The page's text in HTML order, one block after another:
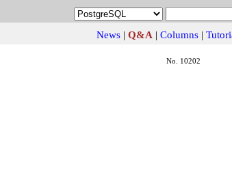
News | Q&A | Columns |
No. 10202